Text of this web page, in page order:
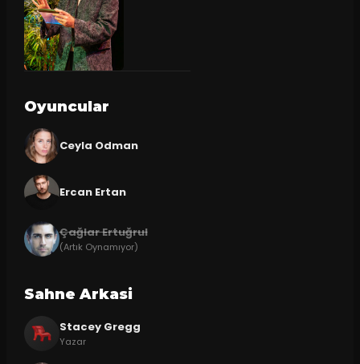
Oyuncular
Ceyla Odman
Ercan Ertan
Çağlar Ertuğrul
(Artık Oynamıyor)
Sahne Arkasi
Stacey Gregg
Yazar